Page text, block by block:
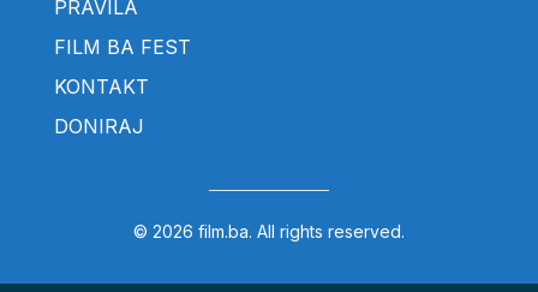
PRAVILA
FILM BA FEST
KONTAKT
DONIRAJ
© 2026 film.ba. All rights reserved.